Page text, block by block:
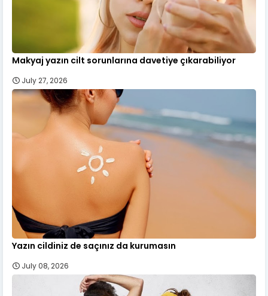
Makyaj yazın cilt sorunlarına davetiye çıkarabiliyor
July 27, 2026
Yazın cildiniz de saçınız da kurumasın
July 08, 2026